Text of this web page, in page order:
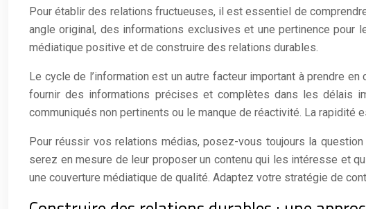
Pour établir des relations fructueuses, il est essentiel de
angle original, des informations exclusives et une pertinence pour
médiatique positive et de construire des relations durables.
Le cycle de l’information est un autre facteur important à prendre
fournir des informations précises et complètes dans les délais
communiqués non pertinents ou le manque de réactivité. La rapidité
Pour réussir vos relations médias, posez-vous toujours la
serez en mesure de leur proposer un contenu qui les intéresse et
une couverture médiatique de qualité. Adaptez votre stratégie de